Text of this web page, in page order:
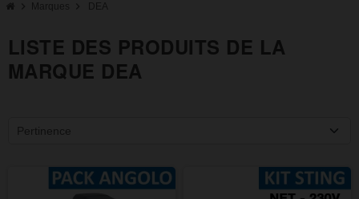
Marques DEA
LISTE DES PRODUITS DE LA
MARQUE DEA
Pertinence